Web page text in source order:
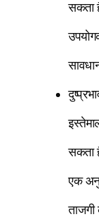
सकता
सकता
एक